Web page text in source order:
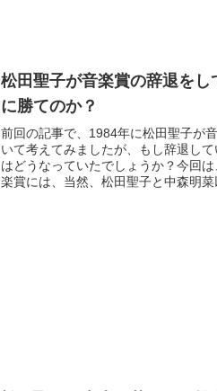
松田聖子が音楽賞の辞退を
に勝てのか？
前回の記事で、1984年に松田聖子が
いて考えてみましたが、もし辞退し
はどうなっていたでしょうか？今回
楽賞には、当然、松田聖子と中森明菜